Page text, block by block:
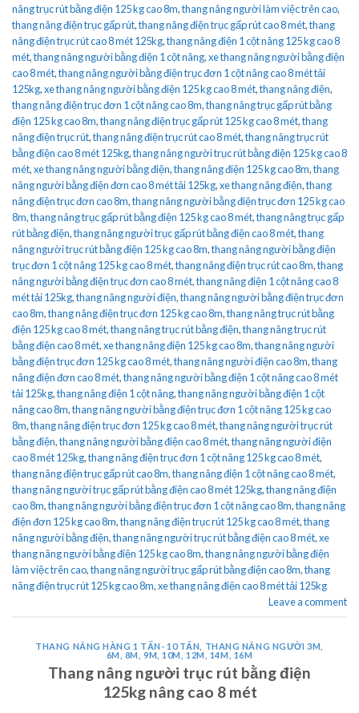
nâng trục rút bằng điện 125 kg cao 8m,thang nâng người làm việc trên cao,
thang nâng điện trục gấp rút,thang nâng điện trục gấp rút cao 8 mét,thang
nâng điện trục rút cao 8 mét 125kg,thang nâng điện 1 cột nâng 125 kg cao 8
mét,thang nâng người bằng điện 1 cột nâng,xe thang nâng người bằng điện
cao 8 mét,thang nâng người bằng điện trục đơn 1 cột nâng cao 8 mét tải
125kg,xe thang nâng người bằng điện 125 kg cao 8 mét,thang nâng điện,
thang nâng điện trục đơn 1 cột nâng cao 8m,thang nâng trục gấp rút bằng
điện 125 kg cao 8m,thang nâng điện trục gấp rút 125 kg cao 8 mét,thang
nâng điện trục rút,thang nâng điện trục rút cao 8 mét,thang nâng trục rút
bằng điện cao 8 mét 125kg,thang nâng người trục rút bằng điện 125 kg cao 8
mét,xe thang nâng người bằng điện,thang nâng điện 125 kg cao 8m,thang
nâng người bằng điện đơn cao 8 mét tải 125kg,xe thang nâng điện,thang
nâng điện trục đơn cao 8m,thang nâng người bằng điện trục đơn 125 kg cao
8m,thang nâng trục gấp rút bằng điện 125 kg cao 8 mét,thang nâng trục gấp
rút bằng điện,thang nâng người trục gấp rút bằng điện cao 8 mét,thang
nâng người trục rút bằng điện 125 kg cao 8m,thang nâng người bằng điện
trục đơn 1 cột nâng 125 kg cao 8 mét,thang nâng điện trục rút cao 8m,thang
nâng người bằng điện trục đơn cao 8 mét,thang nâng điện 1 cột nâng cao 8
mét tải 125kg,thang nâng người điện,thang nâng người bằng điện trục đơn
cao 8m,thang nâng điện trục đơn 125 kg cao 8m,thang nâng trục rút bằng
điện 125 kg cao 8 mét,thang nâng trục rút bằng điện,thang nâng trục rút
bằng điện cao 8 mét,xe thang nâng điện 125 kg cao 8m,thang nâng người
bằng điện trục đơn 125 kg cao 8 mét,thang nâng người điện cao 8m,thang
nâng điện đơn cao 8 mét,thang nâng người bằng điện 1 cột nâng cao 8 mét
tải 125kg,thang nâng điện 1 cột nâng,thang nâng người bằng điện 1 cột
nâng cao 8m,thang nâng người bằng điện trục đơn 1 cột nâng 125 kg cao
8m,thang nâng điện trục đơn 125 kg cao 8 mét,thang nâng người trục rút
bằng điện,thang nâng người bằng điện cao 8 mét,thang nâng người điện
cao 8 mét 125kg,thang nâng điện trục đơn 1 cột nâng 125 kg cao 8 mét,
thang nâng điện trục gấp rút cao 8m,thang nâng điện 1 cột nâng cao 8 mét,
thang nâng người trục gấp rút bằng điện cao 8 mét 125kg,thang nâng điện
cao 8m,thang nâng người bằng điện trục đơn 1 cột nâng cao 8m,thang nâng
điện đơn 125 kg cao 8m,thang nâng điện trục rút 125 kg cao 8 mét,thang
nâng người bằng điện,thang nâng người trục rút bằng điện cao 8 mét,xe
thang nâng người bằng điện 125 kg cao 8m,thang nâng người bằng điện
làm việc trên cao,thang nâng người trục gấp rút bằng điện cao 8m,thang
nâng điện trục rút 125 kg cao 8m,xe thang nâng điện cao 8 mét tải 125kg
Leave a comment
THANG NÂNG HÀNG 1 TẤN- 10 TẤN
THANG NÂNG NGƯỜI 3M,
6M, 8M, 9M, 10M, 12M, 14M, 16M
Thang nâng người trục rút bằng điện
125kg nâng cao 8 mét